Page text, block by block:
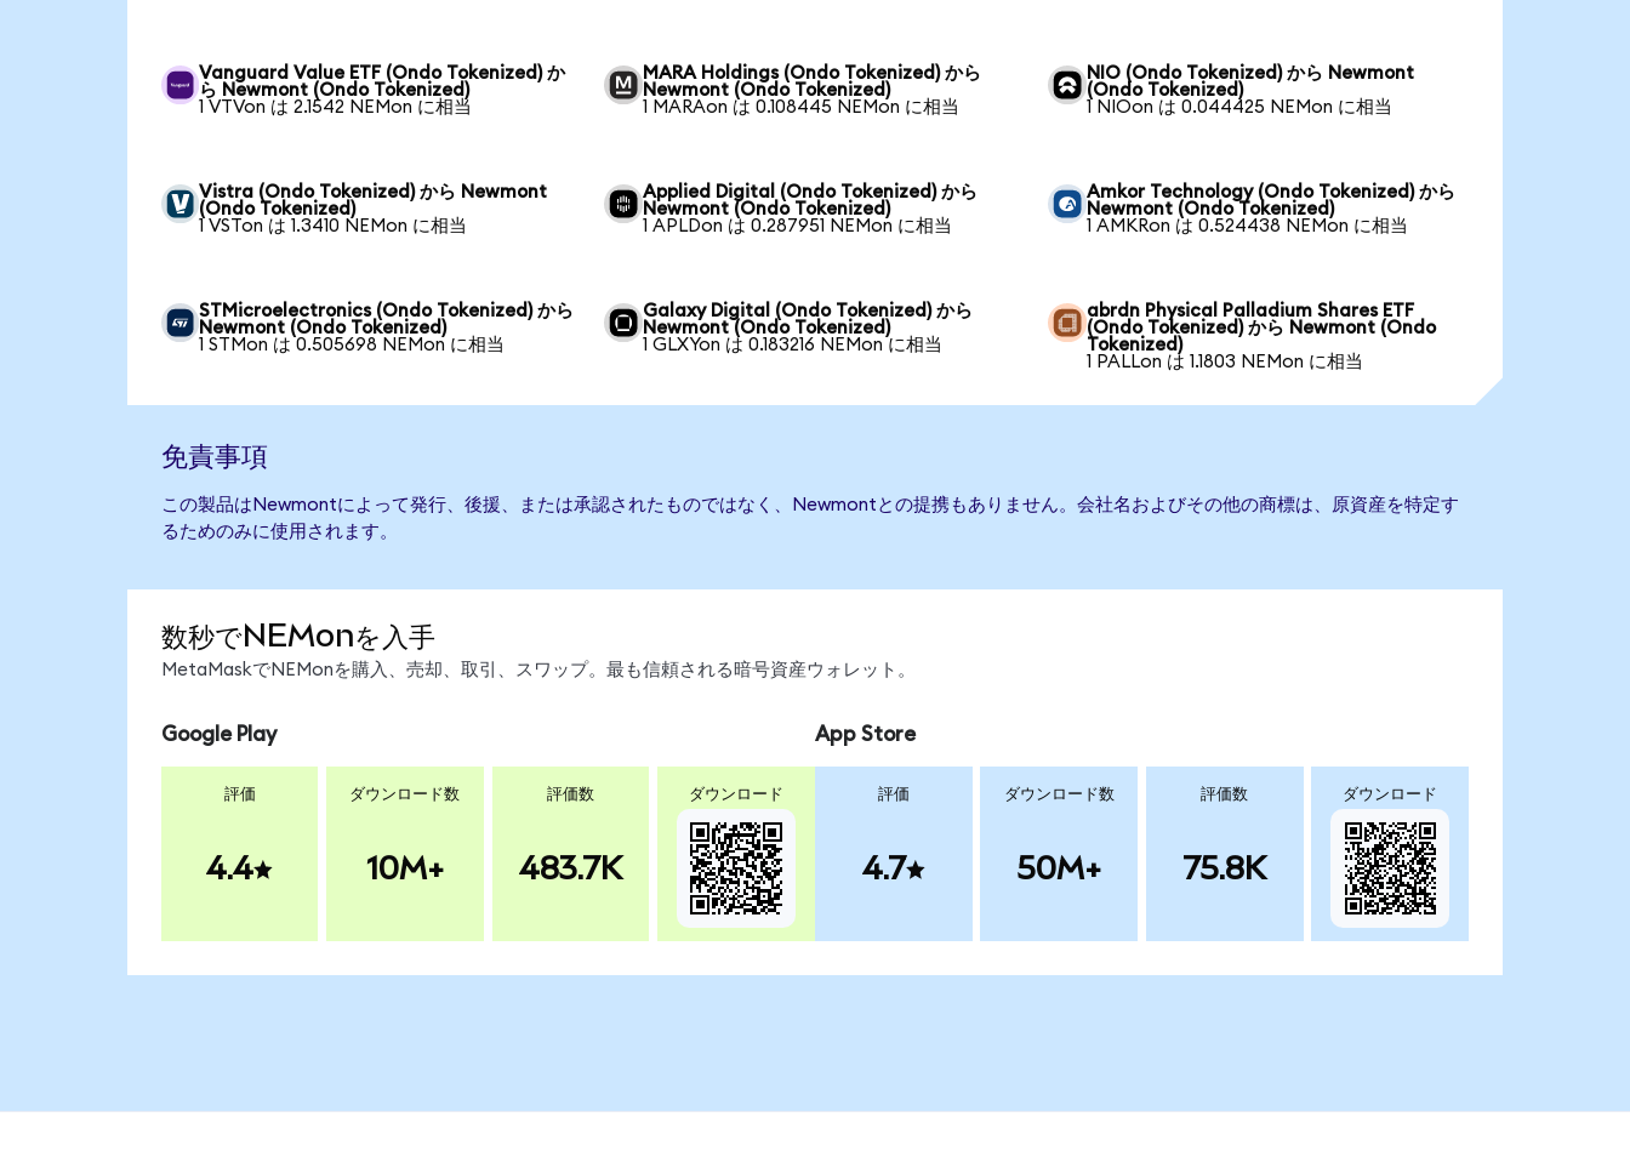
Vanguard Value ETF (Ondo Tokenized) か
ら Newmont (Ondo Tokenized)
1 VTVon は 2.1542 NEMon に相当
MARA Holdings (Ondo Tokenized) から
Newmont (Ondo Tokenized)
1 MARAon は 0.108445 NEMon に相当
NIO (Ondo Tokenized) から Newmont
(Ondo Tokenized)
1 NIOon は 0.044425 NEMon に相当
Vistra (Ondo Tokenized) から Newmont
(Ondo Tokenized)
1 VSTon は 1.3410 NEMon に相当
Applied Digital (Ondo Tokenized) から
Newmont (Ondo Tokenized)
1 APLDon は 0.287951 NEMon に相当
Amkor Technology (Ondo Tokenized) から
Newmont (Ondo Tokenized)
1 AMKRon は 0.524438 NEMon に相当
STMicroelectronics (Ondo Tokenized) から
Newmont (Ondo Tokenized)
1 STMon は 0.505698 NEMon に相当
Galaxy Digital (Ondo Tokenized) から
Newmont (Ondo Tokenized)
1 GLXYon は 0.183216 NEMon に相当
abrdn Physical Palladium Shares ETF
(Ondo Tokenized) から Newmont (Ondo
Tokenized)
1 PALLon は 1.1803 NEMon に相当
免責事項
この製品はNewmontによって発行、後援、または承認されたものではなく、Newmontとの提携もありません。会社名およびその他の商標は、原資産を特定す
るためのみに使用されます。
数秒でNEMonを入手
MetaMaskでNEMonを購入、売却、取引、スワップ。最も信頼される暗号資産ウォレット。
Google Play
評価
4.4
ダウンロード数
10M+
評価数
483.7K
ダウンロード
App Store
評価
4.7
ダウンロード数
50M+
評価数
75.8K
ダウンロード